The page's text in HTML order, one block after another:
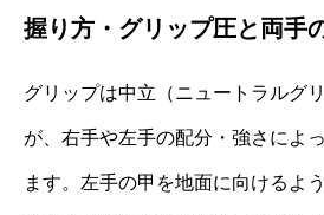
握り方・グリップ圧と両手
グリップは中立（ニュートラルグ
が、右手や左手の配分・強さによ
ます。左手の甲を地面に向けるよ